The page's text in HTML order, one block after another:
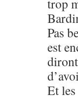
trop
Pas
est
Et